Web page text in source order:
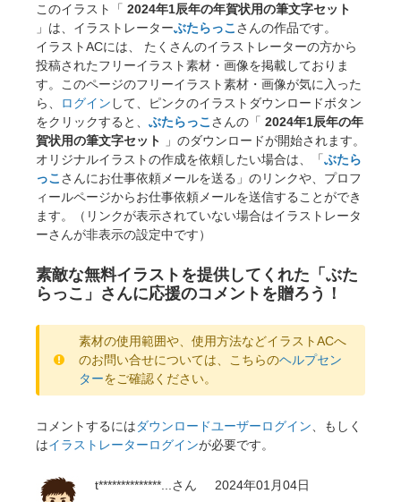
このイラスト「 2024年1辰年の年賀状用の筆文字セット
」は、イラストレーターぶたらっこ さんの作品です。
イラストACには、 たくさんのイラストレーターの方から
投稿されたフリーイラスト素材・画像を掲載しておりま
す。このページのフリーイラスト素材・画像が気に入った
ら、
ログイン して、ピンクのイラストダウンロードボタン
をクリックすると、 ぶたらっこ さんの「 2024年1辰年の年
賀状用の筆文字セット
」のダウンロードが開始されます。
オリジナルイラストの作成を依頼したい場合は、「ぶたら
っこ さんにお仕事依頼メールを送る」のリンクや、プロフ
ィールページからお仕事依頼メールを送信することができ
ます。（リンクが表示されていない場合はイラストレータ
ーさんが非表示の設定中です）
素敵な無料イラストを提供してくれた「ぶた
らっこ」さんに応援のコメントを贈ろう！
素材の使用範囲や、使用方法などイラストACへ
のお問い合せについては、こちらのヘルプセン
ターをご確認ください。
コメントするにはダウンロードユーザーログイン 、もしく
はイラストレーターログインが必要です。
t**************... さん
2024年01月04日